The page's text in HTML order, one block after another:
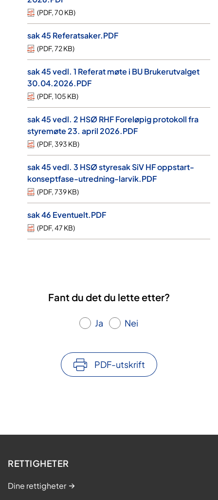
(PDF,70 KB)
sak 45 Referatsaker.PDF
(PDF,72 KB)
sak 45 vedl. 1 Referat møte i BU Brukerutvalget
30.04.2026.PDF
(PDF,105 KB)
sak 45 vedl. 2 HSØ RHF Foreløpig protokoll fra
styremøte 23. april 2026.PDF
(PDF, 393 KB)
sak 45 vedl. 3 HSØ styresak SiV HF oppstart-
konseptfase-utredning-larvik.PDF
(PDF,739 KB)
sak 46 Eventuelt.PDF
(PDF,47 KB)
Fant du det du lette etter?
Ja Nei
PDF-utskrift
RETTIGHETER
Dine rettigheter